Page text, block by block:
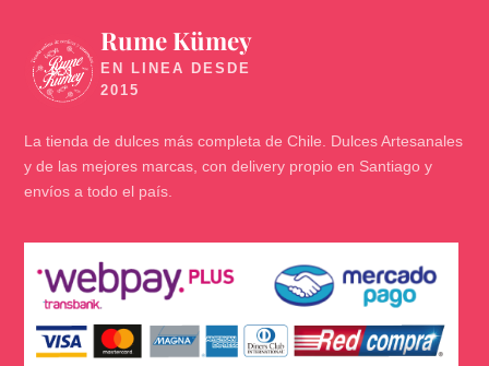
🍬
Rume Kümey
La tienda de dulces más completa de Chile. Dulces Artesanales
y de las mejores marcas, con delivery propio en Santiago y
envíos a todo el país.